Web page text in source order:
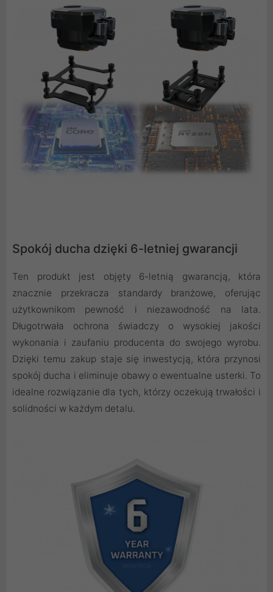
Spokój ducha dzięki 6-letniej gwarancji
Ten produkt jest objęty 6-letnią gwarancją, która
znacznie przekracza standardy branżowe, oferując
użytkownikom pewność i niezawodność na lata.
Długotrwała ochrona świadczy o wysokiej jakości
wykonania i zaufaniu producenta do swojego wyrobu.
Dzięki temu zakup staje się inwestycją, która przynosi
spokój ducha i eliminuje obawy o ewentualne usterki. To
idealne rozwiązanie dla tych, którzy oczekują trwałości i
solidności w każdym detalu.